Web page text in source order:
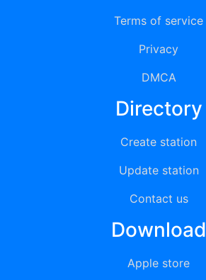
Terms of service
Privacy
DMCA
Directory
Create station
Update station
Contact us
Download
Apple store